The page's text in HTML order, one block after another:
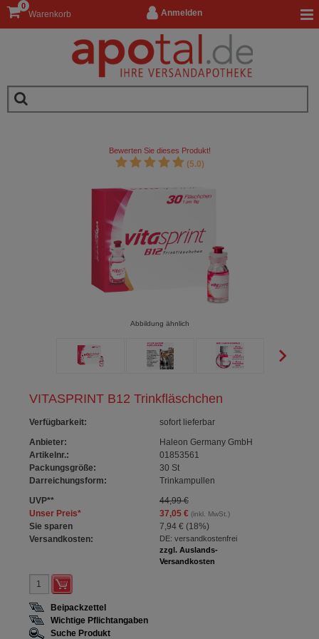
Anmelden
Warenkorb
0
VITASPRINT B12 Trinkfläschchen
Verfügbarkeit:
sofort lieferbar
Anbieter:
Haleon Germany GmbH
Artikelnr.:
01853561
Packungsgröße:
30 St
Darreichungsform:
Trinkampullen
UVP**
44,99 €
Unser Preis* 37,05 €(inkl. MwSt.)
Sie sparen 7,94 € (18%)
Versandkosten:
DE: versandkostenfrei
zzgl. Auslands-
Versandkosten
Bewerten Sie dieses Produkt!
(5.0)
Abbildung ähnlich
Beipackzettel
Wichtige Pflichtangaben
Suche Produkt